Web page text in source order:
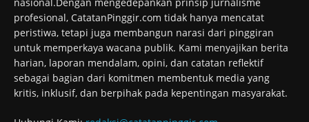
profesional, CatatanPinggir.com tidak hanya mencatat
peristiwa, tetapi juga membangun narasi dari pinggiran
untuk memperkaya wacana publik. Kami menyajikan berita
harian, laporan mendalam, opini, dan catatan reflektif
sebagai bagian dari komitmen membentuk media yang
kritis, inklusif, dan berpihak pada kepentingan masyarakat.